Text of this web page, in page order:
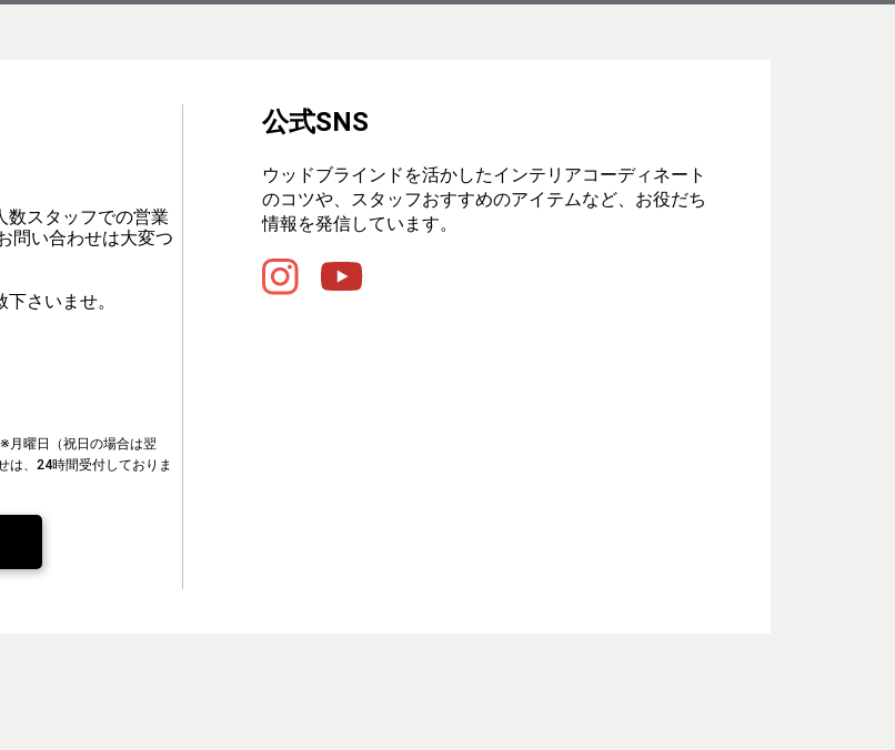
数スタッフでの営業
問い合わせは大変つ
さいませ。
※月曜日（祝日の場合は翌
は、24時間受付しておりま
公式SNS
ウッドブラインドを活かしたインテリアコーディネート
のコツや、スタッフおすすめのアイテムなど、お役だち
情報を発信しています。